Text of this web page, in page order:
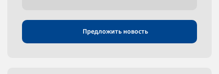
Предложить новость